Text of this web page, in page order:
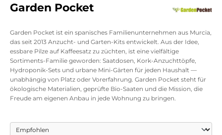
Garden Pocket
Garden Pocket ist ein spanisches Familienunternehmen aus Murcia,
das seit 2013 Anzucht- und Garten-Kits entwickelt. Aus der Idee,
essbare Pilze auf Kaffeesatz zu züchten, ist eine vielfältige
Sortiments-Familie geworden: Saatdosen, Kork-Anzuchttöpfe,
Hydroponik-Sets und urbane Mini-Gärten für jeden Haushalt —
unabhängig von Platz oder Vorerfahrung. Garden Pocket steht für
ökologische Materialien, geprüfte Bio-Saaten und die Mission, die
Freude am eigenen Anbau in jede Wohnung zu bringen.